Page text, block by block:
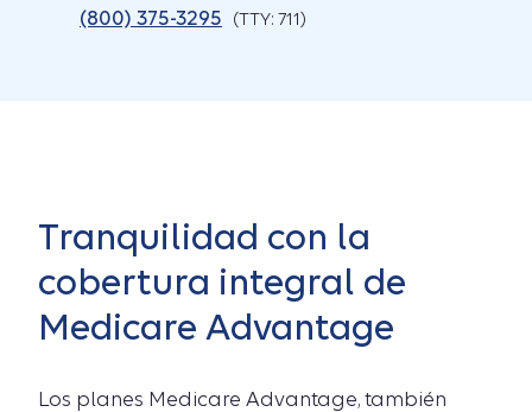
(800) 375-3295 (TTY: 711)
Tranquilidad con la
cobertura integral de
Medicare Advantage
Los planes Medicare Advantage, también